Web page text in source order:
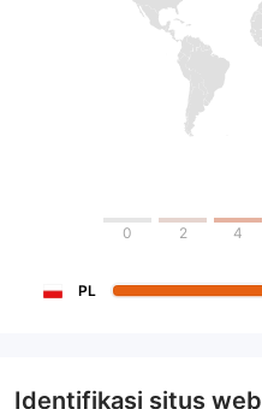
0 2 4
PL
Identifikasi situs web